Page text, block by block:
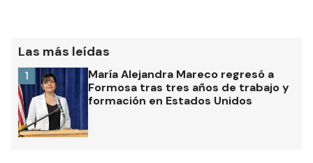
Las más leídas
María Alejandra Mareco regresó a
Formosa tras tres años de trabajo y
formación en Estados Unidos
1